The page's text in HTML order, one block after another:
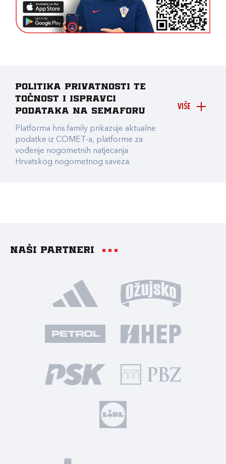
VIŠE
Politika privatnosti te
točnost i ispravci
podataka na Semaforu
Platforma hns.family prikazuje aktualne
podatke iz COMET-a, platforme za
vođenje nogometnih natjecanja
Hrvatskog nogometnog saveza.
Naši partneri